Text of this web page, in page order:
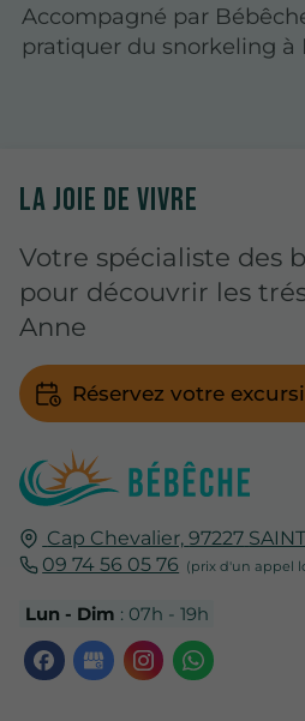
Accompagné par
pratiquer du snorkeling à
Cap Chevalier, 97227
09 74 56 05 76
Lun - Dim : 07h - 19h
LA JOIE DE VIVRE
Votre spécialiste des
pour découvrir les
Anne
Réservez votre